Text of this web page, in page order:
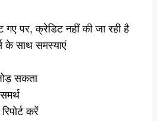
पर, क्रेडिट नहीं की जा रही है
के साथ समस्याएं
सकता
करें